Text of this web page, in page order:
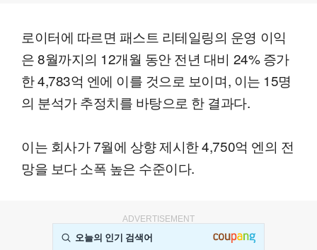
로이터에 따르면 패스트 리테일링의 운영 이익
은 8월까지의 12개월 동안 전년 대비 24% 증가
한 4,783억 엔에 이를 것으로 보이며, 이는 15명
의 분석가 추정치를 바탕으로 한 결과다.
이는 회사가 7월에 상향 제시한 4,750억 엔의 전
망을 보다 소폭 높은 수준이다.
ADVERTISEMENT